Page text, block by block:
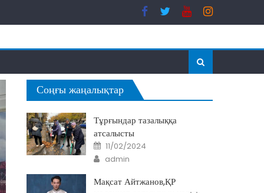
Соңғы жаңалықтар
Тұрғындар тазалыққа
атсалысты
Posted
on
11/02/2024
Author
admin
Мақсат Айтжанов,ҚР